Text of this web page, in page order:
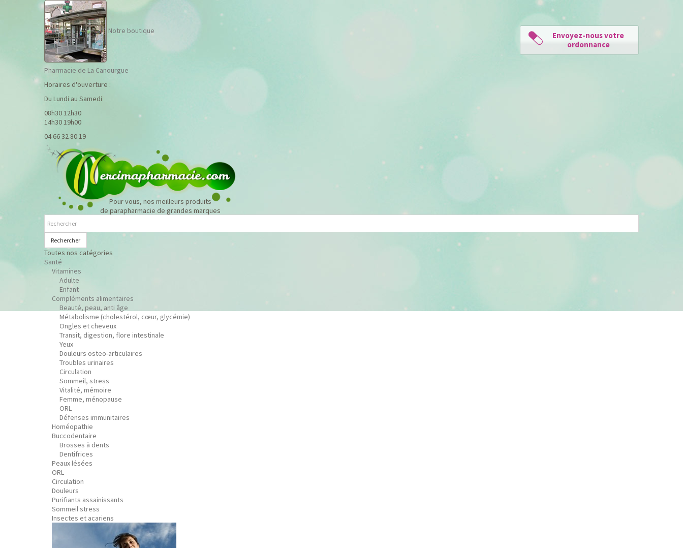
Notre boutique
Pharmacie de La Canourgue
Horaires d'ouverture :
Du Lundi au Samedi
08h30 12h30
14h30 19h00
04 66 32 80 19
Pour vous, nos meilleurs produits
de parapharmacie de grandes marques
Rechercher
Toutes nos catégories
Santé
Vitamines
Adulte
Enfant
Compléments alimentaires
Beauté, peau, anti âge
Métabolisme (cholestérol, cœur, glycémie)
Ongles et cheveux
Transit, digestion, flore intestinale
Yeux
Douleurs osteo-articulaires
Troubles urinaires
Circulation
Sommeil, stress
Vitalité, mémoire
Femme, ménopause
ORL
Défenses immunitaires
Homéopathie
Buccodentaire
Brosses à dents
Dentifrices
Peaux lésées
ORL
Circulation
Douleurs
Purifiants assainissants
Sommeil stress
Insectes et acariens
Envoyez-nous votre
ordonnance